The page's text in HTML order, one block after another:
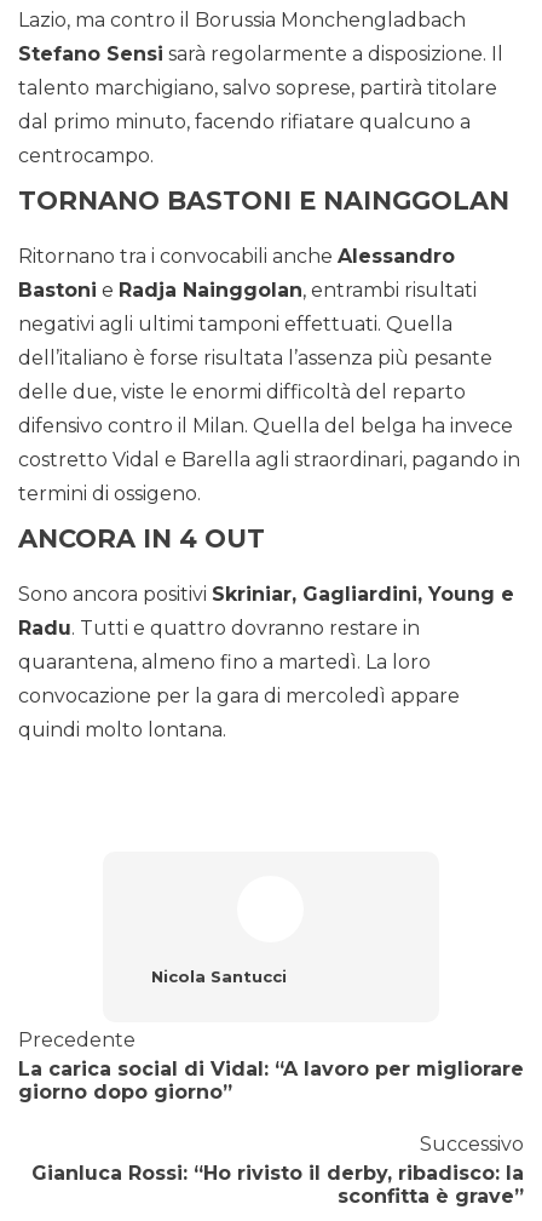
Lazio, ma contro il Borussia Monchengladbach
Stefano Sensi sarà regolarmente a disposizione. Il
talento marchigiano, salvo soprese, partirà titolare
dal primo minuto, facendo rifiatare qualcuno a
centrocampo.
TORNANO BASTONI E NAINGGOLAN
Ritornano tra i convocabili anche Alessandro
Bastoni e Radja Nainggolan, entrambi risultati
negativi agli ultimi tamponi effettuati. Quella
dell’italiano è forse risultata l’assenza più pesante
delle due, viste le enormi difficoltà del reparto
difensivo contro il Milan. Quella del belga ha invece
costretto Vidal e Barella agli straordinari, pagando in
termini di ossigeno.
ANCORA IN 4 OUT
Sono ancora positivi Skriniar, Gagliardini, Young e
Radu. Tutti e quattro dovranno restare in
quarantena, almeno fino a martedì. La loro
convocazione per la gara di mercoledì appare
quindi molto lontana.
Nicola Santucci
Precedente
La carica social di Vidal: “A lavoro per migliorare
giorno dopo giorno”
Successivo
Gianluca Rossi: “Ho rivisto il derby, ribadisco: la
sconfitta è grave”